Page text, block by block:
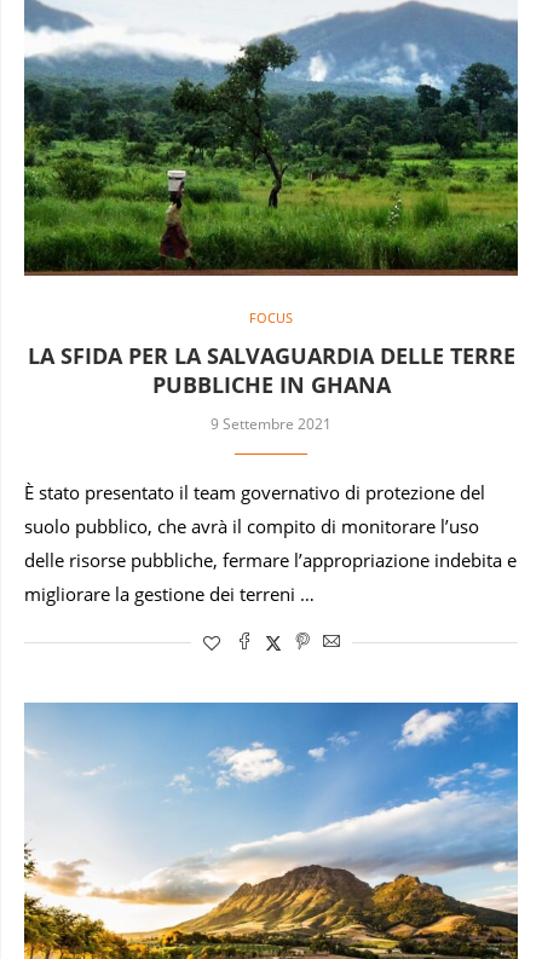
FOCUS
LA SFIDA PER LA SALVAGUARDIA DELLE TERRE
PUBBLICHE IN GHANA
9 Settembre 2021
È stato presentato il team governativo di protezione del
suolo pubblico, che avrà il compito di monitorare l’uso
delle risorse pubbliche, fermare l’appropriazione indebita e
migliorare la gestione dei terreni …